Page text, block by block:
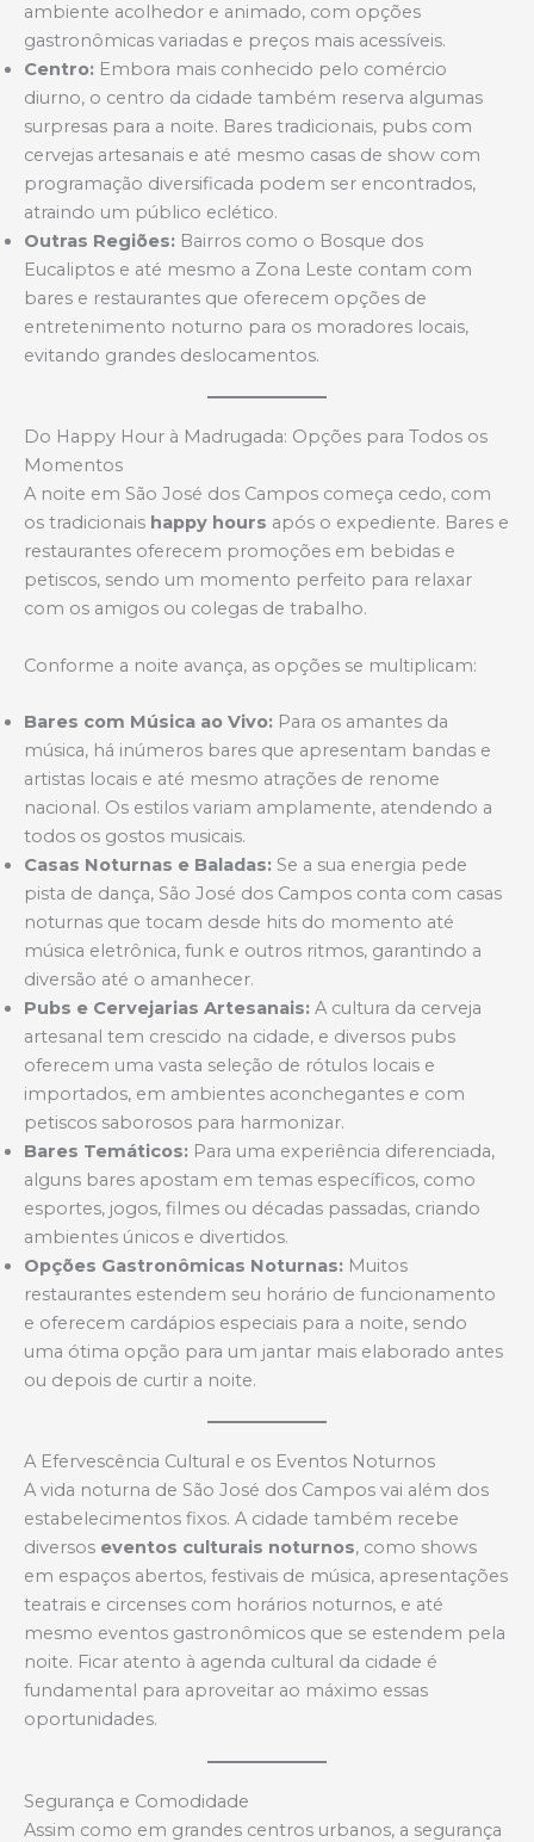
ambiente acolhedor e animado, com opções
gastronômicas variadas e preços mais acessíveis.
Centro: Embora mais conhecido pelo comércio
diurno, o centro da cidade também reserva algumas
surpresas para a noite. Bares tradicionais, pubs com
cervejas artesanais e até mesmo casas de show com
programação diversificada podem ser encontrados,
atraindo um público eclético.
Outras Regiões: Bairros como o Bosque dos
Eucaliptos e até mesmo a Zona Leste contam com
bares e restaurantes que oferecem opções de
entretenimento noturno para os moradores locais,
evitando grandes deslocamentos.
Do Happy Hour à Madrugada: Opções para Todos os
Momentos
A noite em São José dos Campos começa cedo, com
os tradicionais happy hours após o expediente. Bares e
restaurantes oferecem promoções em bebidas e
petiscos, sendo um momento perfeito para relaxar
com os amigos ou colegas de trabalho.
Conforme a noite avança, as opções se multiplicam:
Bares com Música ao Vivo: Para os amantes da
música, há inúmeros bares que apresentam bandas e
artistas locais e até mesmo atrações de renome
nacional. Os estilos variam amplamente, atendendo a
todos os gostos musicais.
Casas Noturnas e Baladas: Se a sua energia pede
pista de dança, São José dos Campos conta com casas
noturnas que tocam desde hits do momento até
música eletrônica, funk e outros ritmos, garantindo a
diversão até o amanhecer.
Pubs e Cervejarias Artesanais: A cultura da cerveja
artesanal tem crescido na cidade, e diversos pubs
oferecem uma vasta seleção de rótulos locais e
importados, em ambientes aconchegantes e com
petiscos saborosos para harmonizar.
Bares Temáticos: Para uma experiência diferenciada,
alguns bares apostam em temas específicos, como
esportes, jogos, filmes ou décadas passadas, criando
ambientes únicos e divertidos.
Opções Gastronômicas Noturnas: Muitos
restaurantes estendem seu horário de funcionamento
e oferecem cardápios especiais para a noite, sendo
uma ótima opção para um jantar mais elaborado antes
ou depois de curtir a noite.
A Efervescência Cultural e os Eventos Noturnos
A vida noturna de São José dos Campos vai além dos
estabelecimentos fixos. A cidade também recebe
diversos eventos culturais noturnos, como shows
em espaços abertos, festivais de música, apresentações
teatrais e circenses com horários noturnos, e até
mesmo eventos gastronômicos que se estendem pela
noite. Ficar atento à agenda cultural da cidade é
fundamental para aproveitar ao máximo essas
oportunidades.
Segurança e Comodidade
Assim como em grandes centros urbanos, a segurança